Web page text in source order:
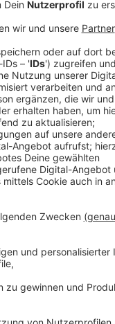
Rheinuferpromenade
Uhr durch die
Ort
Händlerinnen und
ganz Deutschland
Romanzen bis hin